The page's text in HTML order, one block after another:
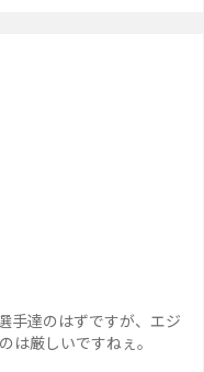
手達のはずですが、エジ
は厳しいですねぇ。